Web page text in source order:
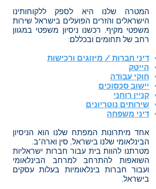
המטרה שלנו היא לספק ללקוחותינו
הישראלים והזרים הפועלים בישראל שירות
משפטי מקיף. רכשנו ניסיון משפטי במגוון
רחב של תחומים ובכללם:
דיני חברות / מיזוגים ורכישות
הייטק
חוקי עבודה
יישוב סכסוכים
קניין רוחני
שירותים נוטריונים
דיני משפחה
אחד מיתרונות המפתח שלנו הוא הניסיון
הבינלאומי שלנו בישראל, סין וארה"ב.
מטרתנו להוות בית עבור חברות ישראליות
השואפות להתרחב למרחב הבינלאומי
ועבור חברות בינלאומיות בעלות עסקים
בישראל.